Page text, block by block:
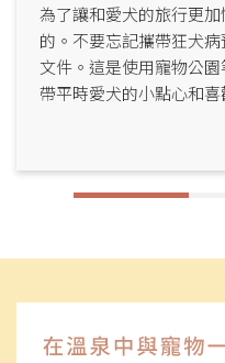
為了讓和愛犬的旅行更
的。不要忘記攜帶狂犬
文件。這是使用寵物公
帶平時愛犬的小點心和